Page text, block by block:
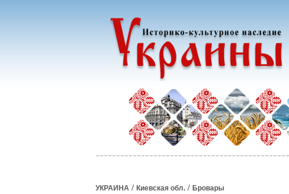
УКРАИНА / Киевская обл. / Бровары